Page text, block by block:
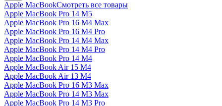
Apple MacBookСмотреть все товары
Apple MacBook Pro 14 M5
Apple MacBook Pro 16 M4 Max
Apple MacBook Pro 16 M4 Pro
Apple MacBook Pro 14 M4 Max
Apple MacBook Pro 14 M4 Pro
Apple MacBook Pro 14 M4
Apple MacBook Air 15 M4
Apple MacBook Air 13 M4
Apple MacBook Pro 16 M3 Max
Apple MacBook Pro 14 M3 Max
Apple MacBook Pro 14 M3 Pro